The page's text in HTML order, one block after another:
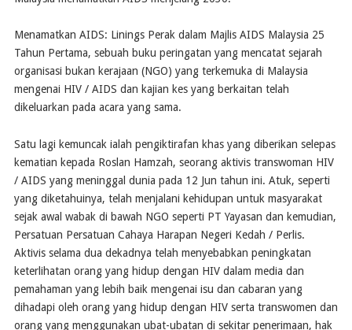
Menamatkan AIDS: Linings Perak dalam Majlis AIDS Malaysia 25
Tahun Pertama, sebuah buku peringatan yang mencatat sejarah
organisasi bukan kerajaan (NGO) yang terkemuka di Malaysia
mengenai HIV / AIDS dan kajian kes yang berkaitan telah
dikeluarkan pada acara yang sama.
Satu lagi kemuncak ialah pengiktirafan khas yang diberikan selepas
kematian kepada Roslan Hamzah, seorang aktivis transwoman HIV
/ AIDS yang meninggal dunia pada 12 Jun tahun ini. Atuk, seperti
yang diketahuinya, telah menjalani kehidupan untuk masyarakat
sejak awal wabak di bawah NGO seperti PT Yayasan dan kemudian,
Persatuan Persatuan Cahaya Harapan Negeri Kedah / Perlis.
Aktivis selama dua dekadnya telah menyebabkan peningkatan
keterlihatan orang yang hidup dengan HIV dalam media dan
pemahaman yang lebih baik mengenai isu dan cabaran yang
dihadapi oleh orang yang hidup dengan HIV serta transwomen dan
orang yang menggunakan ubat-ubatan di sekitar penerimaan, hak